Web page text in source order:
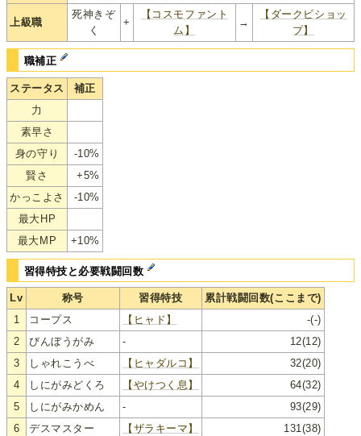
上級職
死神きぞ
く
+
【コスモファント
ム】
→
【ダークビショッ
プ】
職補正
ステータス
補正
力
素早さ
身の守り
-10%
賢さ
+5%
かっこよさ
-10%
最大HP
最大MP
+10%
習得特技と必要戦闘回数
Lv 称号 習得特技
累計戦闘回数(ここまで)
1
コープス 【ヒャド】
-(-)
2
びんぼうがみ -
12(12)
3
しゃれこうべ 【ヒャダルコ】
32(20)
4
しにがみどくろ 【やけつく息】
64(32)
5
しにがみかめん -
93(29)
6
デスマスター 【ザラキーマ】
131(38)